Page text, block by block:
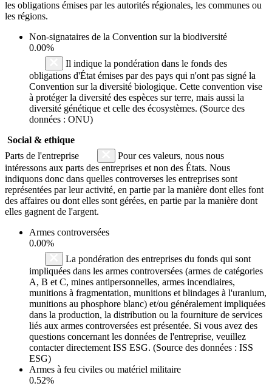
les obligations émises par les autorités régionales, les communes ou
les régions.
Non-signataires de la Convention sur la biodiversité
0.00%
Il indique la pondération dans le fonds des
obligations d'État émises par des pays qui n'ont pas signé la
Convention sur la diversité biologique. Cette convention vise
à protéger la diversité des espèces sur terre, mais aussi la
diversité génétique et celle des écosystèmes. (Source des
données : ONU)
Social & ethique
Parts de l'entreprise
Pour ces valeurs, nous nous
intéressons aux parts des entreprises et non des États. Nous
indiquons donc dans quelles controverses les entreprises sont
représentées par leur activité, en partie par la manière dont elles font
des affaires ou dont elles sont gérées, en partie par la manière dont
elles gagnent de l'argent.
Armes controversées
0.00%
La pondération des entreprises du fonds qui sont
impliquées dans les armes controversées (armes de catégories
A, B et C, mines antipersonnelles, armes incendiaires,
munitions à fragmentation, munitions et blindages à l'uranium,
munitions au phosphore blanc) et/ou généralement impliquées
dans la production, la distribution ou la fourniture de services
liés aux armes controversées est présentée. Si vous avez des
questions concernant les données de l'entreprise, veuillez
contacter directement ISS ESG. (Source des données : ISS
ESG)
Armes à feu civiles ou matériel militaire
0.52%